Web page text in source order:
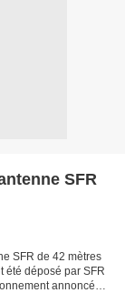
SFR
SFR de 42 mètres
été déposé par SFR
annoncée